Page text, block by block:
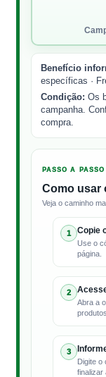
Benefício
específicas ·
Condição: Os
campanha.
compra.
PASSO A PASSO
Como usar
Veja o caminho
1
Copie
Use o
página.
2
Abra a
3
Digite o
finalizar